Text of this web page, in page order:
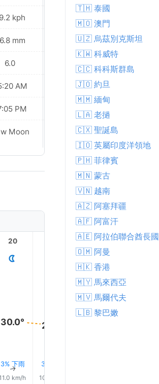
kph
mm
6.0
AM
PM
Moon
49.7 kph
313.8 mm
5.0
05:21 AM
07:04 PM
New Moon
20
30.0°
3% 下雨
↑
km/h
29.0°
3% 下雨
10.0 km/h
22 23
🇹🇭 泰國
🇲🇴 澳門
🇺🇿 烏茲別克斯坦
🇰🇼 科威特
🇨🇨 科科斯群島
🇯🇴 約旦
🇲🇲 緬甸
🇱🇦 老撾
🇨🇽 聖誕島
🇮🇴 英屬印度洋領地
🇵🇭 菲律賓
🇲🇳 蒙古
🇻🇳 越南
🇦🇿 阿塞拜疆
🇦🇫 阿富汗
🇦🇪 阿拉伯聯合酋長國
🇴🇲 阿曼
🇭🇰 香港
🇲🇾 馬來西亞
🇲🇻 馬爾代夫
🇱🇧 黎巴嫩